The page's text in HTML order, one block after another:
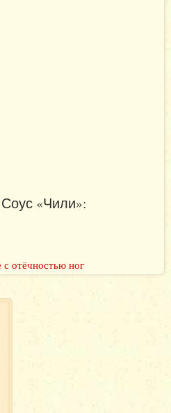
«Чили»:
отёчностью ног